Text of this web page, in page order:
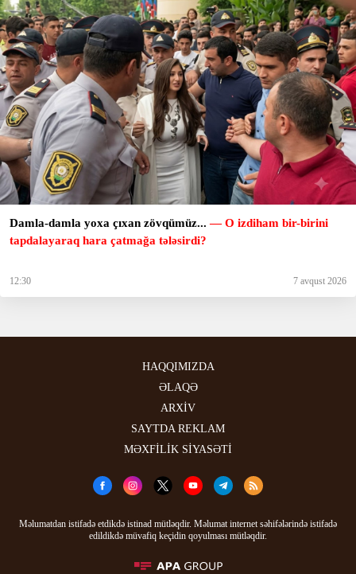
Damla-damla yoxa çıxan zövqümüz...— O izdiham bir-birini
tapdalayaraq hara çatmağa tələsirdi?
12:30 7 avqust 2026
HAQQIMIZDA
ƏLAQƏ
ARXİV
SAYTDA REKLAM
MƏXFİLİK SİYASƏTİ
Məlumatdan istifadə etdikdə istinad mütləqdir. Məlumat internet səhifələrində istifadə
edildikdə müvafiq keçidin qoyulması mütləqdir.